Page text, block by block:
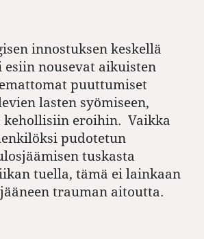
innostuksen keskellä
nousevat aikuisten
puuttumiset
lasten syömiseen,
kehollisiin eroihin. Vaikka
pudotetun
tuskasta
tuella, tämä ei lainkaan
trauman aitoutta.